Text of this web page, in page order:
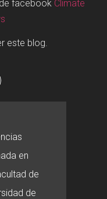
facebook Climate
este blog.
en
de
de